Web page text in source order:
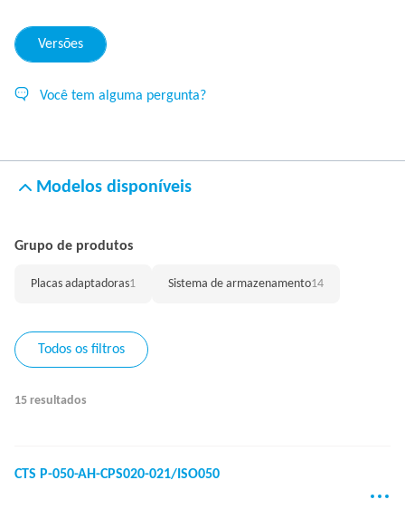
Versões
Você tem alguma pergunta?
Modelos disponíveis
Grupo de produtos
Placas adaptadoras1 Sistema de armazenamento14
Todos os filtros
15 resultados
CTS P-050-AH-CPS020-021/ISO050